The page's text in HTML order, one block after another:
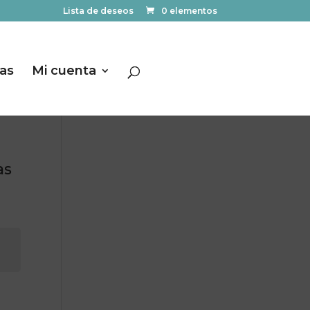
Lista de deseos 0 elementos
Mi cuenta